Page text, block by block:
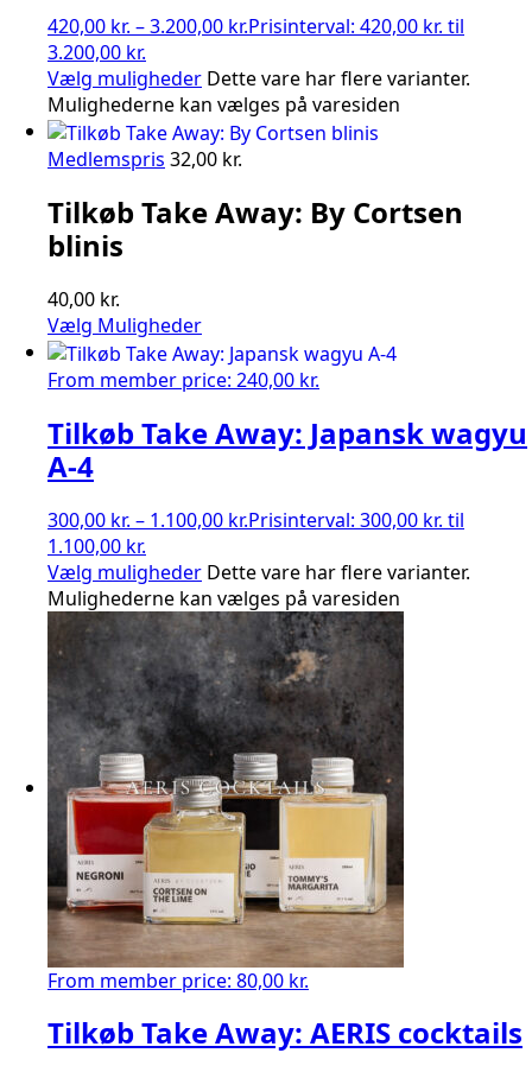
420,00 kr. –3.200,00 kr.Prisinterval: 420,00 kr. til
3.200,00 kr.
Vælg muligheder Dette vare har flere varianter.
Mulighederne kan vælges på varesiden
Medlemspris 32,00 kr.
Tilkøb Take Away: By Cortsen
blinis
40,00 kr.
Vælg Muligheder
From member price: 240,00 kr.
Tilkøb Take Away: Japansk wagyu
A-4
300,00 kr. – 1.100,00 kr.Prisinterval: 300,00 kr. til
1.100,00 kr.
Vælg muligheder Dette vare har flere varianter.
Mulighederne kan vælges på varesiden
From member price: 80,00 kr.
Tilkøb Take Away: AERIS cocktails